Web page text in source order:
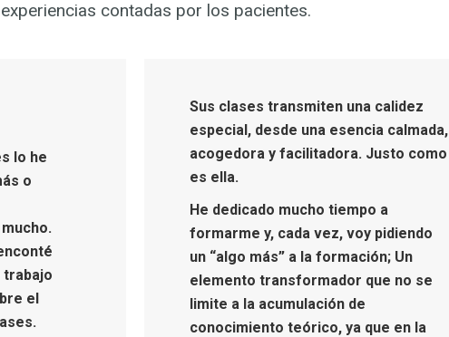
contadas por los pacientes.
lo he
o
el
Sus clases transmiten una calidez
especial, desde una esencia calmada,
acogedora y facilitadora. Justo como
es ella.
He dedicado mucho tiempo a
formarme y, cada vez, voy pidiendo
un “algo más” a la formación; Un
elemento transformador que no se
limite a la acumulación de
conocimiento teórico, ya que en la